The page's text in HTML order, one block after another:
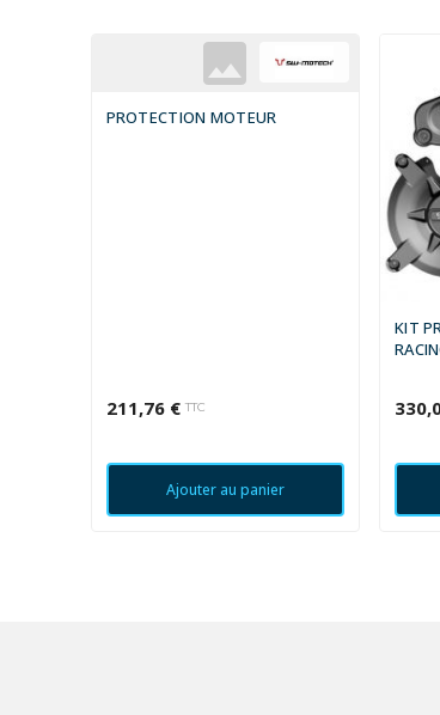
PROTECTION MOTEUR
211,76 € TTC
Ajouter au panier
KIT